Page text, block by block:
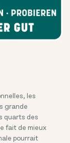
les
grande
quarts des
fait de mieux
pourrait